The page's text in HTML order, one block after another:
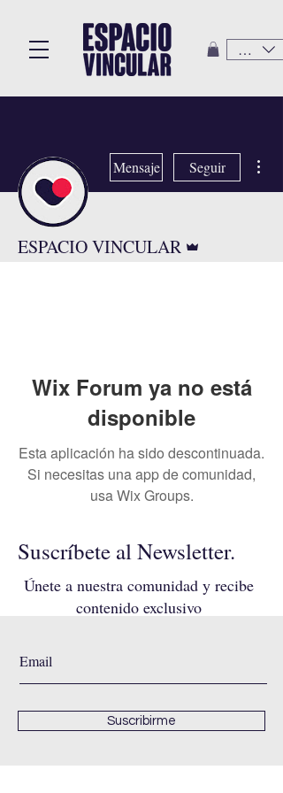
CLP ($)
Mensaje Seguir
ESPACIO VINCULAR
Wix Forum ya no está
disponible
Esta aplicación ha sido descontinuada.
Si necesitas una app de comunidad,
usa Wix Groups.
Suscríbete al Newsletter.
Únete a nuestra comunidad y recibe
contenido exclusivo
Suscribirme